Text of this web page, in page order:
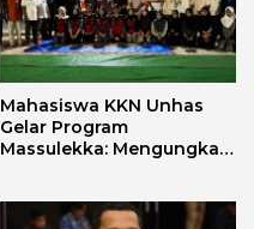
Mahasiswa KKN Unhas
Gelar Program
Massulekka: Mengungkap